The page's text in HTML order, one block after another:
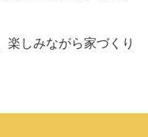
楽しみながら家づくり